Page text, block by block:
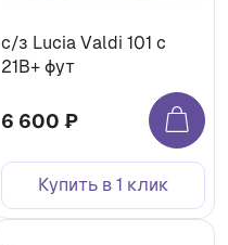
с/з Lucia Valdi 101 с
21В+ фут
6 600 ₽
Купить в 1 клик